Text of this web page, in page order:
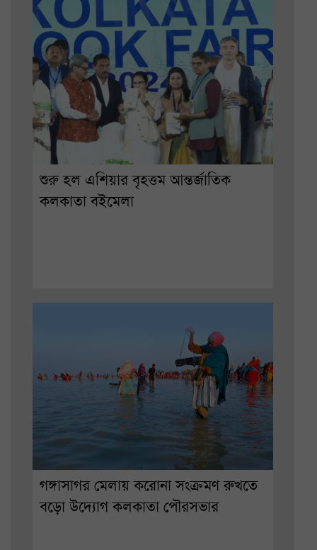
শুরু হল এশিয়ার বৃহত্তম আন্তর্জাতিক
কলকাতা বইমেলা
গঙ্গাসাগর মেলায় করোনা সংক্রমণ রুখতে
বড়ো উদ্যোগ কলকাতা পৌরসভার